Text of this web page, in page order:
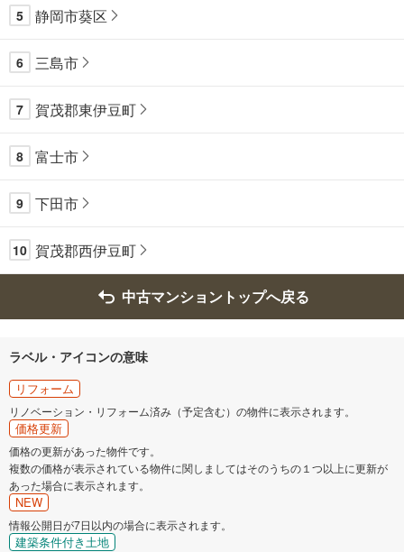
5 静岡市葵区
6 三島市
7 賀茂郡東伊豆町
8 富士市
9 下田市
10 賀茂郡西伊豆町
中古マンショントップへ戻る
ラベル・アイコンの意味
リフォーム
リノベーション・リフォーム済み（予定含む）の物件に表示されます。
価格更新
価格の更新があった物件です。
複数の価格が表示されている物件に関しましてはそのうちの１つ以上に更新が
あった場合に表示されます。
NEW
情報公開日が7日以内の場合に表示されます。
建築条件付き土地